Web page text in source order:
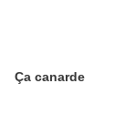
Ça canarde